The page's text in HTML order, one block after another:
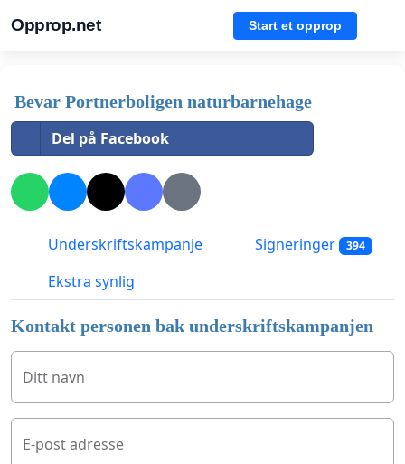
Opprop.net Start et opprop
Bevar Portnerboligen naturbarnehage
Del på Facebook
Underskriftskampanje Signeringer 394
Ekstra synlig
Kontakt personen bak underskriftskampanjen
Ditt navn
E-post adresse